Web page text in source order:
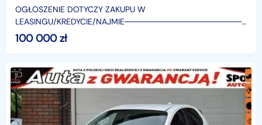
OGŁOSZENIE DOTYCZY ZAKUPU W
LEASINGU/KREDYCIE/
SUPERAUTO.PL?✔ Lider ryn
100 000zł